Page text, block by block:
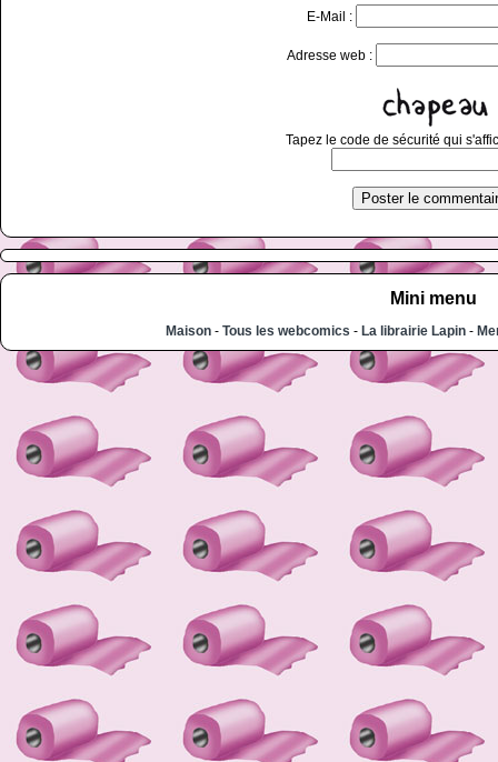
E-Mail :
Adresse web :
Tapez le code de sécurité qui
Mini menu
Maison- Tous les webcomics - La librairie Lapin-